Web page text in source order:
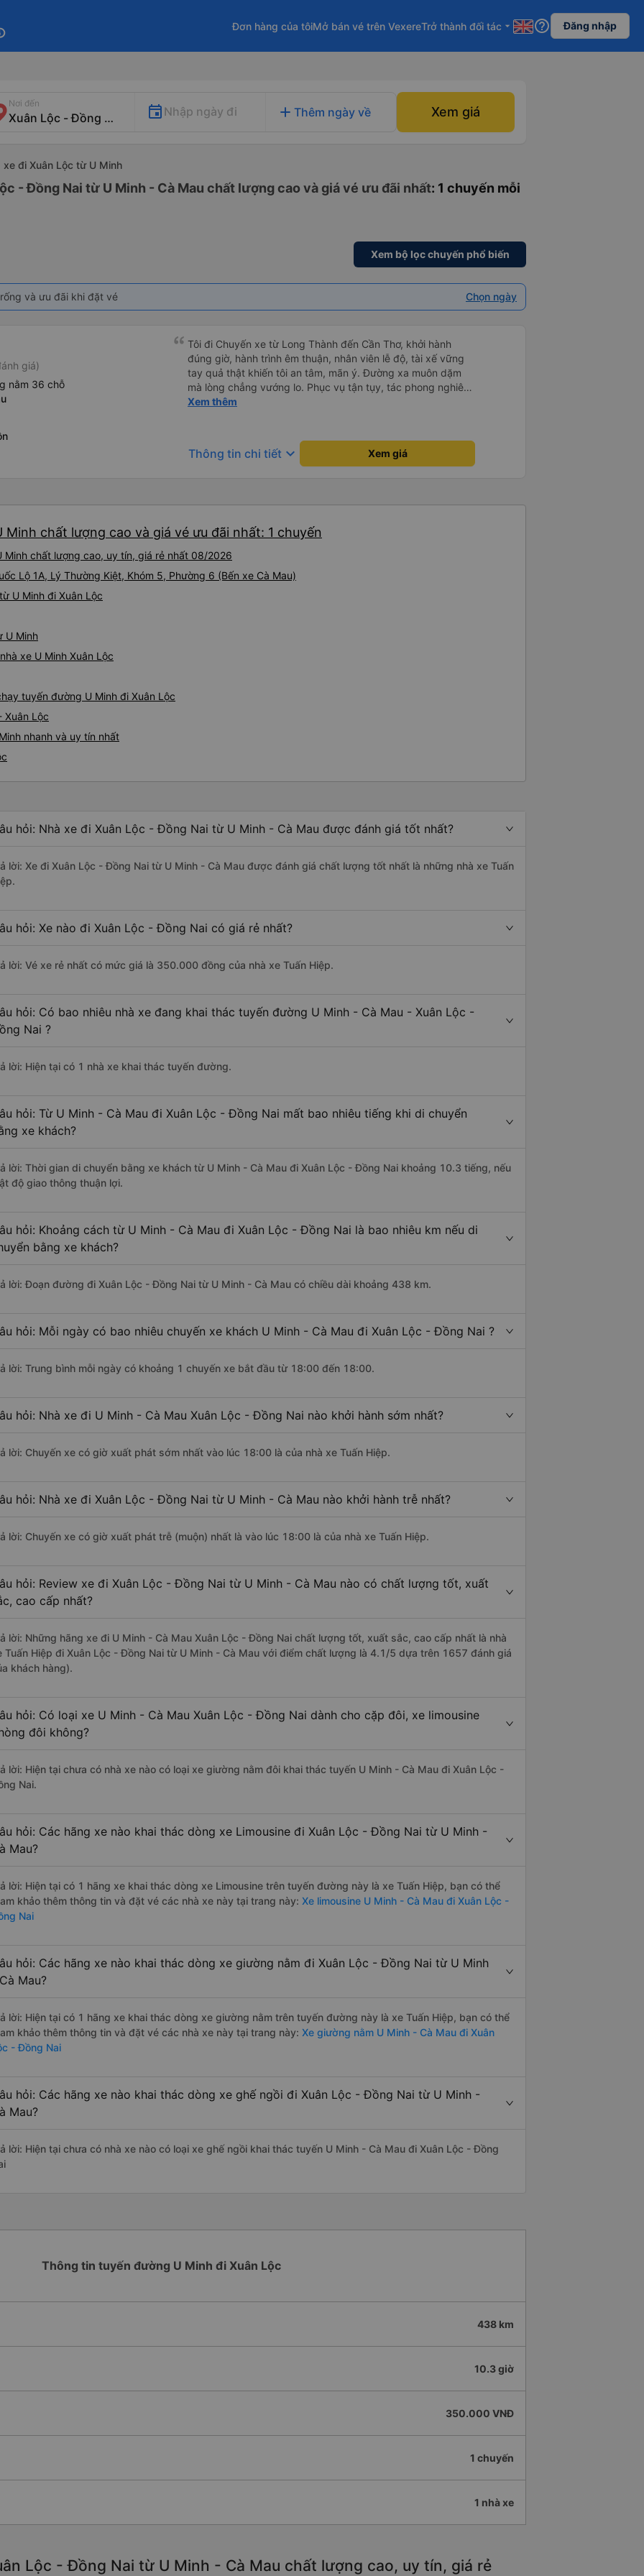
Đơn hàng của tôiMở bán vé trên VexereTrở thành đối tác arrow_drop_down help_outline Đăng nhập
Nơi đến
Nhập ngày đi add Thêm ngày về Xem giá
xe đi Xuân Lộc từ U Minh
- Đồng Nai từ U Minh - Cà Mau chất lượng cao và giá vé ưu đãi nhất: 1 chuyến mỗi
Xem bộ lọc chuyến phổ biến
và ưu đãi khi đặt vé Chọn ngày
giá)
nằm 36 chỗ
Tôi đi Chuyến xe từ Long Thành đến Cần Thơ, khởi hành
đúng giờ, hành trình êm thuận, nhân viên lễ độ, tài xế vững
tay quả thật khiến tôi an tâm, mãn ý. Đường xa muôn dặm
mà lòng chẳng vướng lo. Phục vụ tận tụy, tác phong nghiêm
cẩn, hiếm thấy giữa thời buổi kim tiền vội vã. Xã hội loạn đạo.
Xem thêm
Thông tin chi tiết keyboard_arrow_down Xem giá
chất lượng cao và giá vé ưu đãi nhất: 1 chuyến
Minh chất lượng cao, uy tín, giá rẻ nhất 08/2026
Lộ 1A, Lý Thường Kiệt, Khóm 5, Phường 6 (Bến xe Cà Mau)
U Minh đi Xuân Lộc
U Minh
xe U Minh Xuân Lộc
tuyến đường U Minh đi Xuân Lộc
Xuân Lộc
nhanh và uy tín nhất
hỏi: Nhà xe đi Xuân Lộc - Đồng Nai từ U Minh - Cà Mau được đánh giá tốt nhất?
lời: Xe đi Xuân Lộc - Đồng Nai từ U Minh - Cà Mau được đánh giá chất lượng tốt nhất là những nhà xe Tuấn
hỏi: Xe nào đi Xuân Lộc - Đồng Nai có giá rẻ nhất?
lời: Vé xe rẻ nhất có mức giá là 350.000 đồng của nhà xe Tuấn Hiệp.
hỏi: Có bao nhiêu nhà xe đang khai thác tuyến đường U Minh - Cà Mau - Xuân Lộc -
Nai ?
lời: Hiện tại có 1 nhà xe khai thác tuyến đường.
hỏi: Từ U Minh - Cà Mau đi Xuân Lộc - Đồng Nai mất bao nhiêu tiếng khi di chuyển
xe khách?
lời: Thời gian di chuyển bằng xe khách từ U Minh - Cà Mau đi Xuân Lộc - Đồng Nai khoảng 10.3 tiếng, nếu
độ giao thông thuận lợi.
hỏi: Khoảng cách từ U Minh - Cà Mau đi Xuân Lộc - Đồng Nai là bao nhiêu km nếu di
bằng xe khách?
lời: Đoạn đường đi Xuân Lộc - Đồng Nai từ U Minh - Cà Mau có chiều dài khoảng 438 km.
hỏi: Mỗi ngày có bao nhiêu chuyến xe khách U Minh - Cà Mau đi Xuân Lộc - Đồng Nai ?
lời: Trung bình mỗi ngày có khoảng 1 chuyến xe bắt đầu từ 18:00 đến 18:00.
hỏi: Nhà xe đi U Minh - Cà Mau Xuân Lộc - Đồng Nai nào khởi hành sớm nhất?
lời: Chuyến xe có giờ xuất phát sớm nhất vào lúc 18:00 là của nhà xe Tuấn Hiệp.
hỏi: Nhà xe đi Xuân Lộc - Đồng Nai từ U Minh - Cà Mau nào khởi hành trễ nhất?
lời: Chuyến xe có giờ xuất phát trễ (muộn) nhất là vào lúc 18:00 là của nhà xe Tuấn Hiệp.
hỏi: Review xe đi Xuân Lộc - Đồng Nai từ U Minh - Cà Mau nào có chất lượng tốt, xuất
cao cấp nhất?
lời: Những hãng xe đi U Minh - Cà Mau Xuân Lộc - Đồng Nai chất lượng tốt, xuất sắc, cao cấp nhất là nhà
Tuấn Hiệp đi Xuân Lộc - Đồng Nai từ U Minh - Cà Mau với điểm chất lượng là 4.1/5 dựa trên 1657 đánh giá
khách hàng).
hỏi: Có loại xe U Minh - Cà Mau Xuân Lộc - Đồng Nai dành cho cặp đôi, xe limousine
đôi không?
lời: Hiện tại chưa có nhà xe nào có loại xe giường nằm đôi khai thác tuyến U Minh - Cà Mau đi Xuân Lộc -
Nai.
hỏi: Các hãng xe nào khai thác dòng xe Limousine đi Xuân Lộc - Đồng Nai từ U Minh -
Mau?
lời: Hiện tại có 1 hãng xe khai thác dòng xe Limousine trên tuyến đường này là xe Tuấn Hiệp, bạn có thể
khảo thêm thông tin và đặt vé các nhà xe này tại trang này: Xe limousine U Minh - Cà Mau đi Xuân Lộc -
Nai
hỏi: Các hãng xe nào khai thác dòng xe giường nằm đi Xuân Lộc - Đồng Nai từ U Minh
Mau?
lời: Hiện tại có 1 hãng xe khai thác dòng xe giường nằm trên tuyến đường này là xe Tuấn Hiệp, bạn có thể
khảo thêm thông tin và đặt vé các nhà xe này tại trang này: Xe giường nằm U Minh - Cà Mau đi Xuân
- Đồng Nai
hỏi: Các hãng xe nào khai thác dòng xe ghế ngồi đi Xuân Lộc - Đồng Nai từ U Minh -
Mau?
lời: Hiện tại chưa có nhà xe nào có loại xe ghế ngồi khai thác tuyến U Minh - Cà Mau đi Xuân Lộc - Đồng
Thông tin tuyến đường U Minh đi Xuân Lộc
438 km
10.3 giờ
350.000 VNĐ
1 chuyến
1 nhà xe
Lộc - Đồng Nai từ U Minh - Cà Mau chất lượng cao, uy tín, giá rẻ